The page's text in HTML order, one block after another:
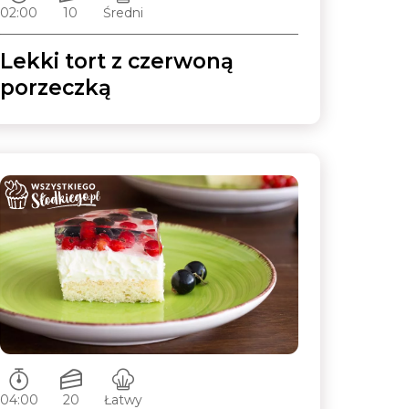
02:00
10
Średni
Lekki tort z czerwoną
porzeczką
Czas przygotowywania:
04:00
Ilość porcji:
20
Poziom trudności:
Łatwy